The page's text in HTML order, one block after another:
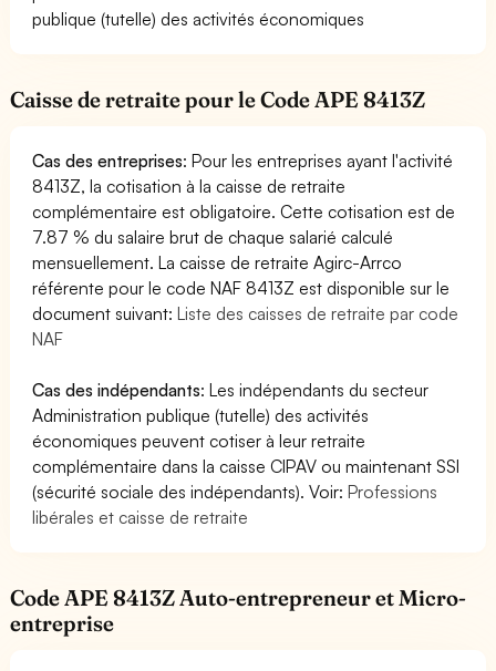
publique (tutelle) des activités économiques
Caisse de retraite pour le Code APE 8413Z
Cas des entreprises: Pour les entreprises ayant l'activité
8413Z, la cotisation à la caisse de retraite
complémentaire est obligatoire. Cette cotisation est de
7.87 % du salaire brut de chaque salarié calculé
mensuellement. La caisse de retraite Agirc-Arrco
référente pour le code NAF 8413Z est disponible sur le
document suivant:Liste des caisses de retraite par code
NAF
Cas des indépendants: Les indépendants du secteur
Administration publique (tutelle) des activités
économiques peuvent cotiser à leur retraite
complémentaire dans la caisse CIPAV ou maintenant SSI
(sécurité sociale des indépendants). Voir:Professions
libérales et caisse de retraite
Code APE 8413Z Auto-entrepreneur et Micro-
entreprise